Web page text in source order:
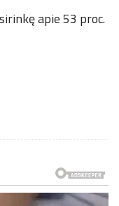
apie 53 proc.